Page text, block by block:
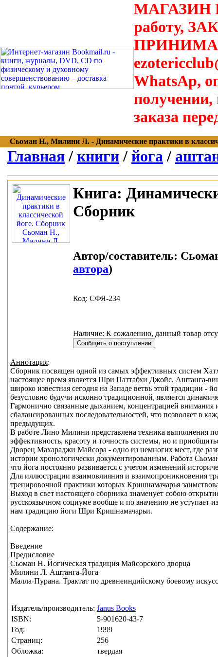
МАГАЗИН
работу,
WhatsAp,
получении,
заказа
Сьоман Н., Милини Л. - Динамические практики в
Главная / книги / йога /
Книга:
Сборник
Автор/составитель:
автора)
Код: СФЯ-234
Наличие: К сожалению, данный товар
Аннотация:
Сборник посвящен одной из самых эффективных систем
настоящее время является Шри Паттабхи Джойс. Аштанга-
широко известная сегодня на Западе ветвь этой традиции
безусловно будучи исконно традиционной, является
Гармонично связанные дыханием, концентрацией
сбалансированных последовательностей, что позволяет в
предыдущих.
В работе Лино Милини представлена техника выполнения
эффективность, красоту и точность системы, но и
Дворец Махараджи Майсора - одно из немногих мест, где
истории хронологически документированным. Работа
что йога постоянно развивается с учетом изменений
Для иллюстрации взаимовлияния и взаимопроникновения
тренировочной практики которых Кришнамачарья
Выход в свет настоящего сборника знаменует собою
русскоязычном социуме вообще и по значению не
нам традицию йоги Шри Кришнамачарьи.
Содержание:
Введение
Предисловие
Сьоман Н. Йогическая традиция Майсорского дворца
Милини Л. Аштанга-Йога
Малла-Пурана. Трактат по древнеиндийскому боевому
Издатель/производитель: Janus Books
ISBN:
5-901620-43-7
Год:
1999
Страниц:
256
Обложка:
твердая